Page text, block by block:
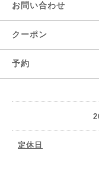
お問い合わせ
クーポン
予約
定休日